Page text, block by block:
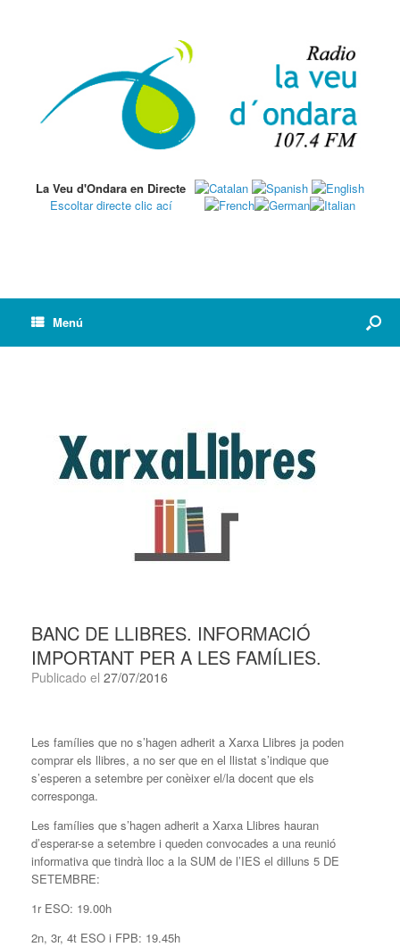
La Veu d'Ondara en Directe
Escoltar directe clic ací
Menú
BANC DE LLIBRES. INFORMACIÓ
IMPORTANT PER A LES FAMÍLIES.
Publicado el 27/07/2016
Les famílies que no s’hagen adherit a Xarxa Llibres ja poden
comprar els llibres, a no ser que en el llistat s’indique que
s’esperen a setembre per conèixer el/la docent que els
corresponga.
Les famílies que s’hagen adherit a Xarxa Llibres hauran
d’esperar-se a setembre i queden convocades a una reunió
informativa que tindrà lloc a la SUM de l’IES el dilluns 5 DE
SETEMBRE:
1r ESO: 19.00h
2n, 3r, 4t ESO i FPB: 19.45h